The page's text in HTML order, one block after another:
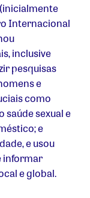
Internacional
inclusive
pesquisas
e
como
saúde sexual e
e
e usou
informar
e global.